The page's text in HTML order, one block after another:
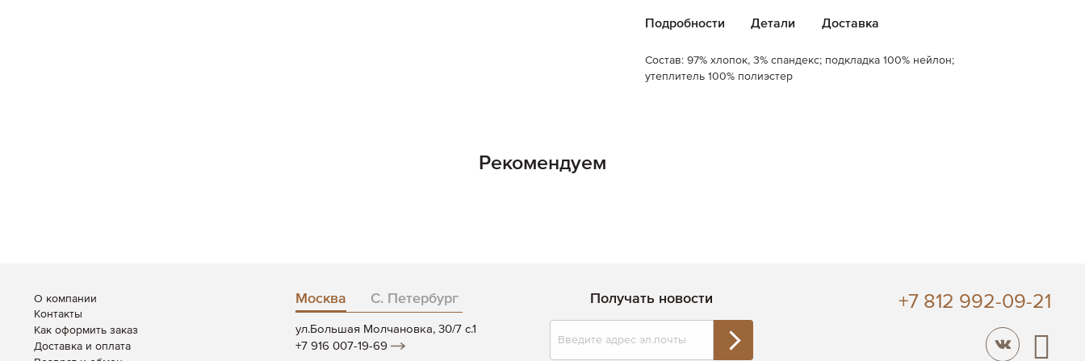
Подробности
Состав: 97% хлопок, 3% спандекс; подкладка 100% нейлон;
утеплитель 100% полиэстер
Детали Доставка
Рекомендуем
О компании
Контакты
Как оформить заказ
Доставка и оплата
Москва С. Петербург
ул.Большая Молчановка, 30/7 c.1
+7 916 007-19-69
Получать новости
Подписаться
на
+7 812 992-09-21